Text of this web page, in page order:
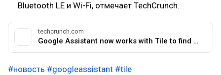
Bluetooth LE и Wi-Fi, отмечает TechCrunch.
techcrunch.com
Google Assistant now works with Tile to find your lost stuff
#новость #googleassistant #tile